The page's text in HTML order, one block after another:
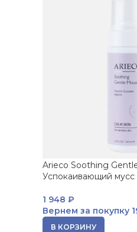
Arieco Soothing
Успокаивающий мусс
1 948 ₽
Вернем за покупку
В КОРЗИНУ